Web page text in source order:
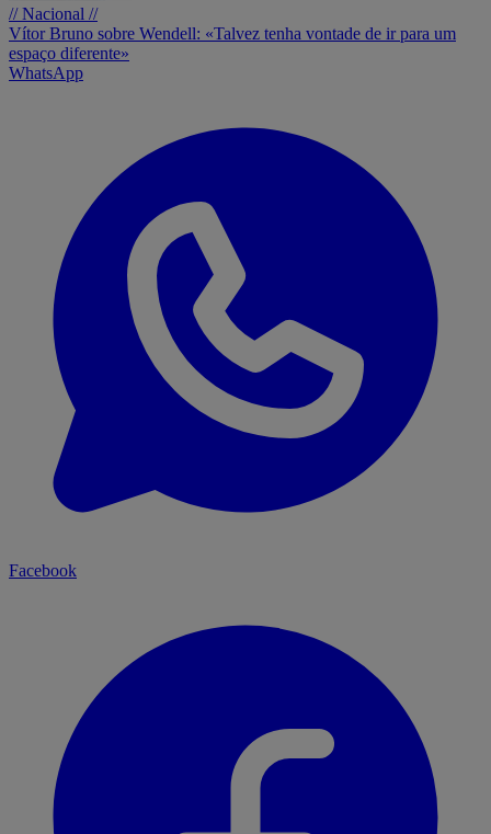
// Nacional //
Vítor Bruno sobre Wendell: «Talvez tenha vontade de ir para um
espaço diferente»
WhatsApp
Facebook